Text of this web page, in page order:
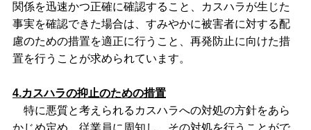
関係を迅速かつ正確に確認すること、カスハラが生じた
事実を確認できた場合は、すみやかに被害者に対する配
慮のための措置を適正に行うこと、再発防止に向けた措
置を行うことが求められています。
4.カスハラの抑止のための措置
特に悪質と考えられるカスハラへの対処の方針をあら
かじめ定め、従業員に周知し、その対処を行うことがで